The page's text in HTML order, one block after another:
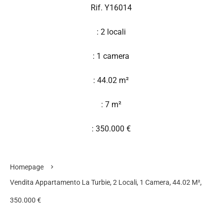
Rif. Y16014
: 2 locali
: 1 camera
: 44.02 m²
: 7 m²
: 350.000 €
Homepage
Vendita Appartamento La Turbie, 2 Locali, 1 Camera, 44.02 M²,
350.000 €